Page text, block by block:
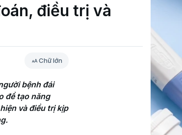
điều trị và
Chữ lớn
bệnh đái
để tạo năng
và điều trị kịp